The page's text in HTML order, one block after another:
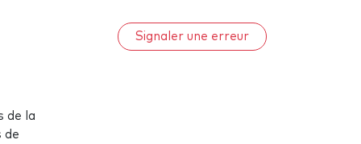
Signaler une erreur
de la
de